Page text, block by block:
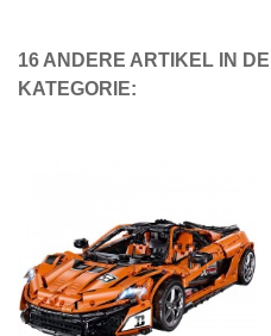
16 ANDERE ARTIKEL IN
KATEGORIE: